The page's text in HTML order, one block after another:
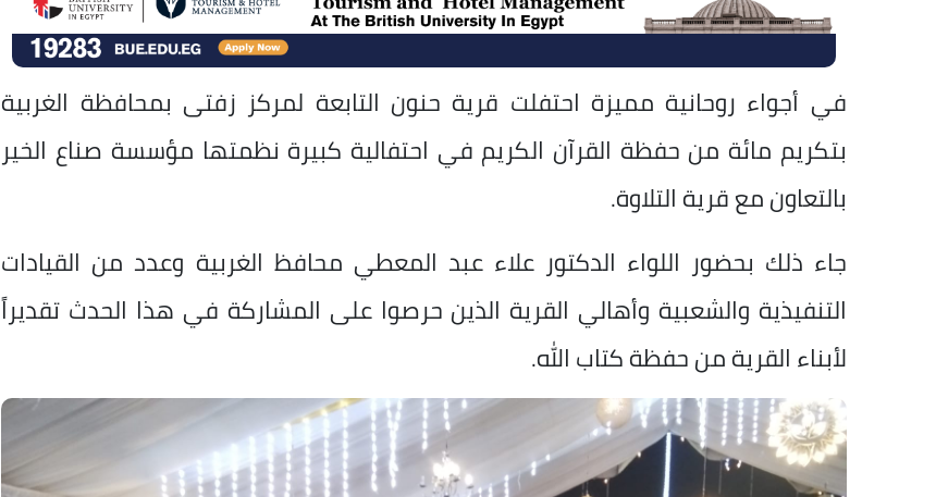
في أجواء روحانية مميزة احتفلت قرية حنون التابعة لمركز زفتى بمحافظة الغربية
بتكريم مائة من حفظة القرآن الكريم في احتفالية كبيرة نظمتها مؤسسة صناع الخير
بالتعاون مع قرية التلاوة.
جاء ذلك بحضور اللواء الدكتور علاء عبد المعطي محافظ الغربية وعدد من القيادات
التنفيذية والشعبية وأهالي القرية الذين حرصوا على المشاركة في هذا الحدث تقديراً
لأبناء القرية من حفظة كتاب الله.